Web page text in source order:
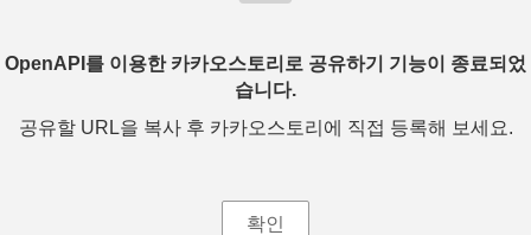
OpenAPI를 이용한 카카오스토리로 공유하기 기능이 종료되었
습니다.
공유할 URL을 복사 후 카카오스토리에 직접 등록해 보세요.
확인